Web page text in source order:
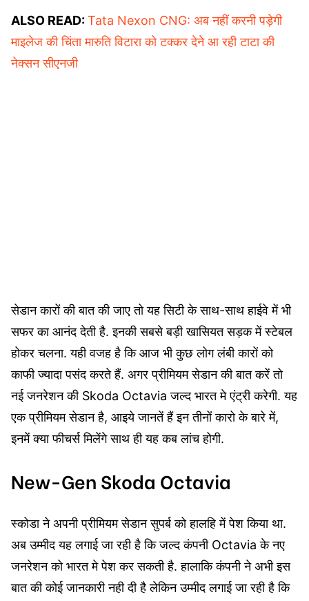
ALSO READ:Tata Nexon CNG: अब नहीं करनी पड़ेगी
माइलेज की चिंता मारुति विटारा को टक्कर देने आ रही टाटा की
नेक्सन सीएनजी
सेडान कारों की बात की जाए तो यह सिटी के साथ-साथ हाईवे में भी
सफर का आनंद देती है. इनकी सबसे बड़ी खासियत सड़क में स्टेबल
होकर चलना. यही वजह है कि आज भी कुछ लोग लंबी कारों को
काफी ज्यादा पसंद करते हैं. अगर प्रीमियम सेडान की बात करें तो
नई जनरेशन की Skoda Octavia जल्द भारत मे एंट्री करेगी. यह
एक प्रीमियम सेडान है, आइये जानतें हैं इन तीनों कारो के बारे में,
इनमें क्या फीचर्स मिलेंगे साथ ही यह कब लांच होगी.
New-Gen Skoda Octavia
स्कोडा ने अपनी प्रीमियम सेडान सुपर्ब को हालहि में पेश किया था.
अब उम्मीद यह लगाई जा रही है कि जल्द कंपनी Octavia के नए
जनरेशन को भारत मे पेश कर सकती है. हालाकि कंपनी ने अभी इस
बात की कोई जानकारी नही दी है लेकिन उम्मीद लगाई जा रही है कि